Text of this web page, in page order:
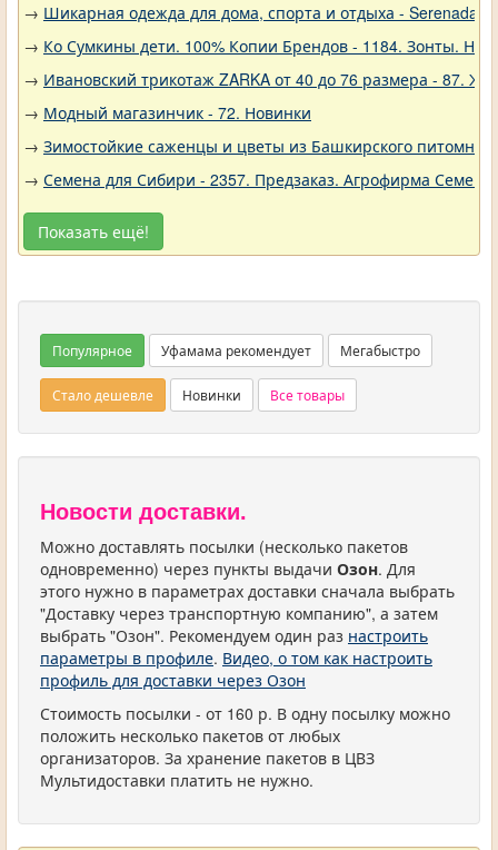
→ Шикарная одежда для дома, спорта и отдыха - Serenada -
→ Ко Сумкины дети. 100% Копии Брендов - 1184. Зонты.
→ Ивановский трикотаж ZARKA от 40 до 76 размера - 87.
→ Модный магазинчик - 72. Новинки
→ Зимостойкие саженцы и цветы из Башкирского
→ Семена для Сибири - 2357. Предзаказ. Агрофирма
Показать ещё!
Популярное Уфамама рекомендует Мегабыстро
Стало дешевле Новинки Все товары
Новости доставки.
Можно доставлять посылки (несколько пакетов
одновременно) через пункты выдачи Озон. Для
этого нужно в параметрах доставки сначала выбрать
"Доставку через транспортную компанию", а затем
выбрать "Озон". Рекомендуем один раз настроить
параметры в профиле. Видео, о том как настроить
профиль для доставки через Озон
Стоимость посылки - от 160 р. В одну посылку можно
положить несколько пакетов от любых
организаторов. За хранение пакетов в ЦВЗ
Мультидоставки платить не нужно.